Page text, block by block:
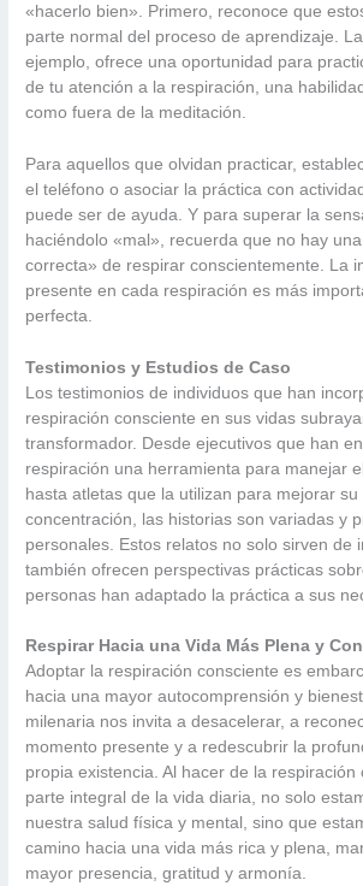
«hacerlo bien». Primero, reconoce que
parte normal del proceso de aprendizaje.
ejemplo, ofrece una oportunidad para
de tu atención a la respiración, una
como fuera de la meditación.
Para aquellos que olvidan practicar,
el teléfono o asociar la práctica con
puede ser de ayuda. Y para superar la
haciéndolo «mal», recuerda que no hay
correcta» de respirar conscientemente. La
presente en cada respiración es más
perfecta.
Testimonios y Estudios de Caso
Los testimonios de individuos que han
respiración consciente en sus vidas
transformador. Desde ejecutivos que han
respiración una herramienta para manejar
hasta atletas que la utilizan para mejorar
concentración, las historias son variadas y
personales. Estos relatos no solo sirven de
también ofrecen perspectivas prácticas
personas han adaptado la práctica a sus
Respirar Hacia una Vida Más Plena y
Adoptar la respiración consciente es
hacia una mayor autocomprensión y
milenaria nos invita a desacelerar, a
momento presente y a redescubrir la
propia existencia. Al hacer de la respiración
parte integral de la vida diaria, no solo
nuestra salud física y mental, sino que
camino hacia una vida más rica y plena,
mayor presencia, gratitud y armonía.